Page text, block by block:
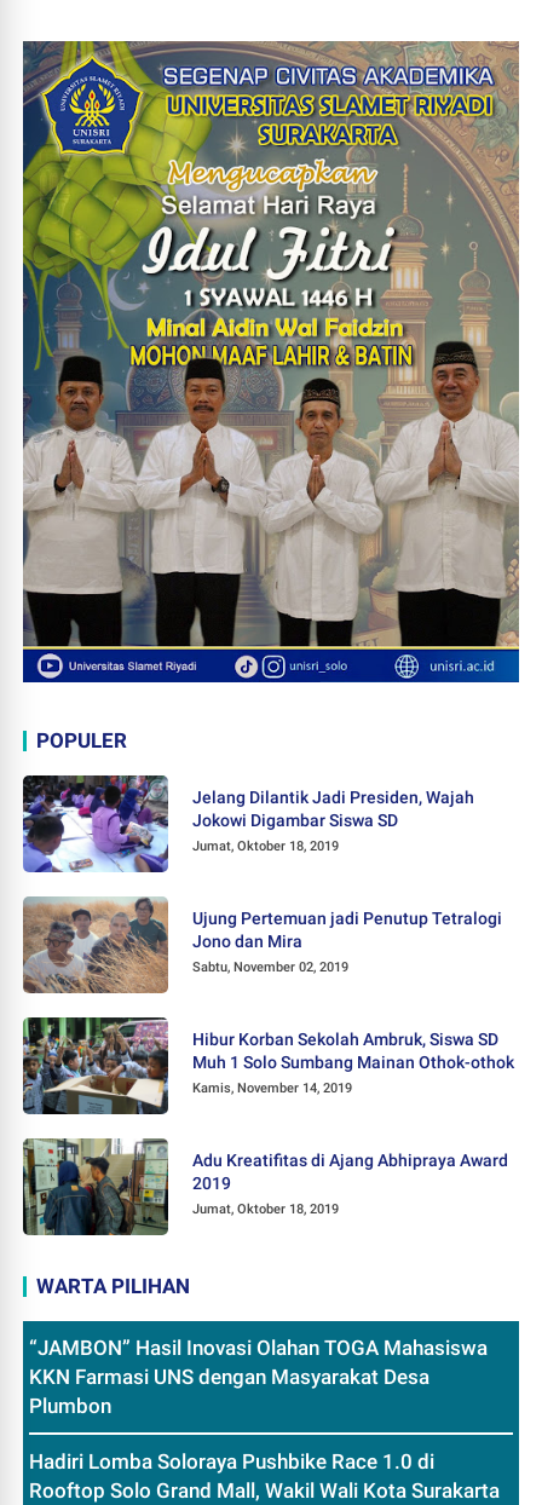
POPULER
Jelang Dilantik Jadi Presiden, Wajah
Jokowi Digambar Siswa SD
Jumat, Oktober 18, 2019
Ujung Pertemuan jadi Penutup Tetralogi
Jono dan Mira
Sabtu, November 02, 2019
Hibur Korban Sekolah Ambruk, Siswa SD
Muh 1 Solo Sumbang Mainan Othok-othok
Kamis, November 14, 2019
Adu Kreatifitas di Ajang Abhipraya Award
2019
Jumat, Oktober 18, 2019
WARTA PILIHAN
“JAMBON” Hasil Inovasi Olahan TOGA Mahasiswa
KKN Farmasi UNS dengan Masyarakat Desa
Plumbon
Hadiri Lomba Soloraya Pushbike Race 1.0 di
Rooftop Solo Grand Mall, Wakil Wali Kota Surakarta